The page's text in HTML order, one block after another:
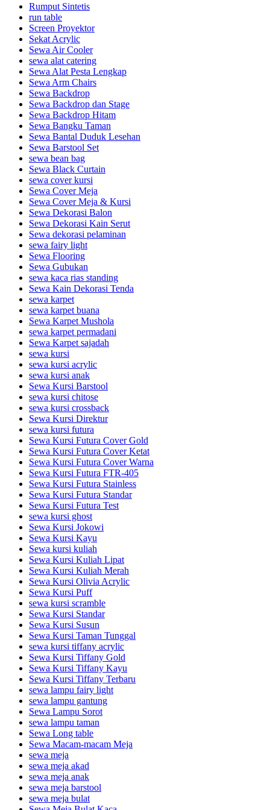
Rumput Sintetis
run table
Screen Proyektor
Sekat Acrylic
Sewa Air Cooler
sewa alat catering
Sewa Alat Pesta Lengkap
Sewa Arm Chairs
Sewa Backdrop
Sewa Backdrop dan Stage
Sewa Backdrop Hitam
Sewa Bangku Taman
Sewa Bantal Duduk Lesehan
Sewa Barstool Set
sewa bean bag
Sewa Black Curtain
sewa cover kursi
Sewa Cover Meja
Sewa Cover Meja & Kursi
Sewa Dekorasi Balon
Sewa Dekorasi Kain Serut
Sewa dekorasi pelaminan
sewa fairy light
Sewa Flooring
Sewa Gubukan
sewa kaca rias standing
Sewa Kain Dekorasi Tenda
sewa karpet
sewa karpet buana
Sewa Karpet Mushola
sewa karpet permadani
Sewa Karpet sajadah
sewa kursi
sewa kursi acrylic
sewa kursi anak
Sewa Kursi Barstool
sewa kursi chitose
sewa kursi crossback
Sewa Kursi Direktur
sewa kursi futura
Sewa Kursi Futura Cover Gold
Sewa Kursi Futura Cover Ketat
Sewa Kursi Futura Cover Warna
Sewa Kursi Futura FTR-405
Sewa Kursi Futura Stainless
Sewa Kursi Futura Standar
Sewa Kursi Futura Test
sewa kursi ghost
Sewa Kursi Jokowi
Sewa Kursi Kayu
Sewa kursi kuliah
Sewa Kursi Kuliah Lipat
Sewa Kursi Kuliah Merah
Sewa Kursi Olivia Acrylic
Sewa Kursi Puff
sewa kursi scramble
Sewa Kursi Standar
Sewa Kursi Susun
Sewa Kursi Taman Tunggal
sewa kursi tiffany acrylic
Sewa Kursi Tiffany Gold
Sewa Kursi Tiffany Kayu
Sewa Kursi Tiffany Terbaru
sewa lampu fairy light
sewa lampu gantung
Sewa Lampu Sorot
sewa lampu taman
Sewa Long table
Sewa Macam-macam Meja
sewa meja
sewa meja akad
sewa meja anak
sewa meja barstool
sewa meja bulat